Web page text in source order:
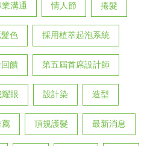
溝通 情人節 捲髮
色 採用植萃起泡系統
饋 第五屆首席設計師
眼 設計染 造型
薦 頂規護髮 最新消息